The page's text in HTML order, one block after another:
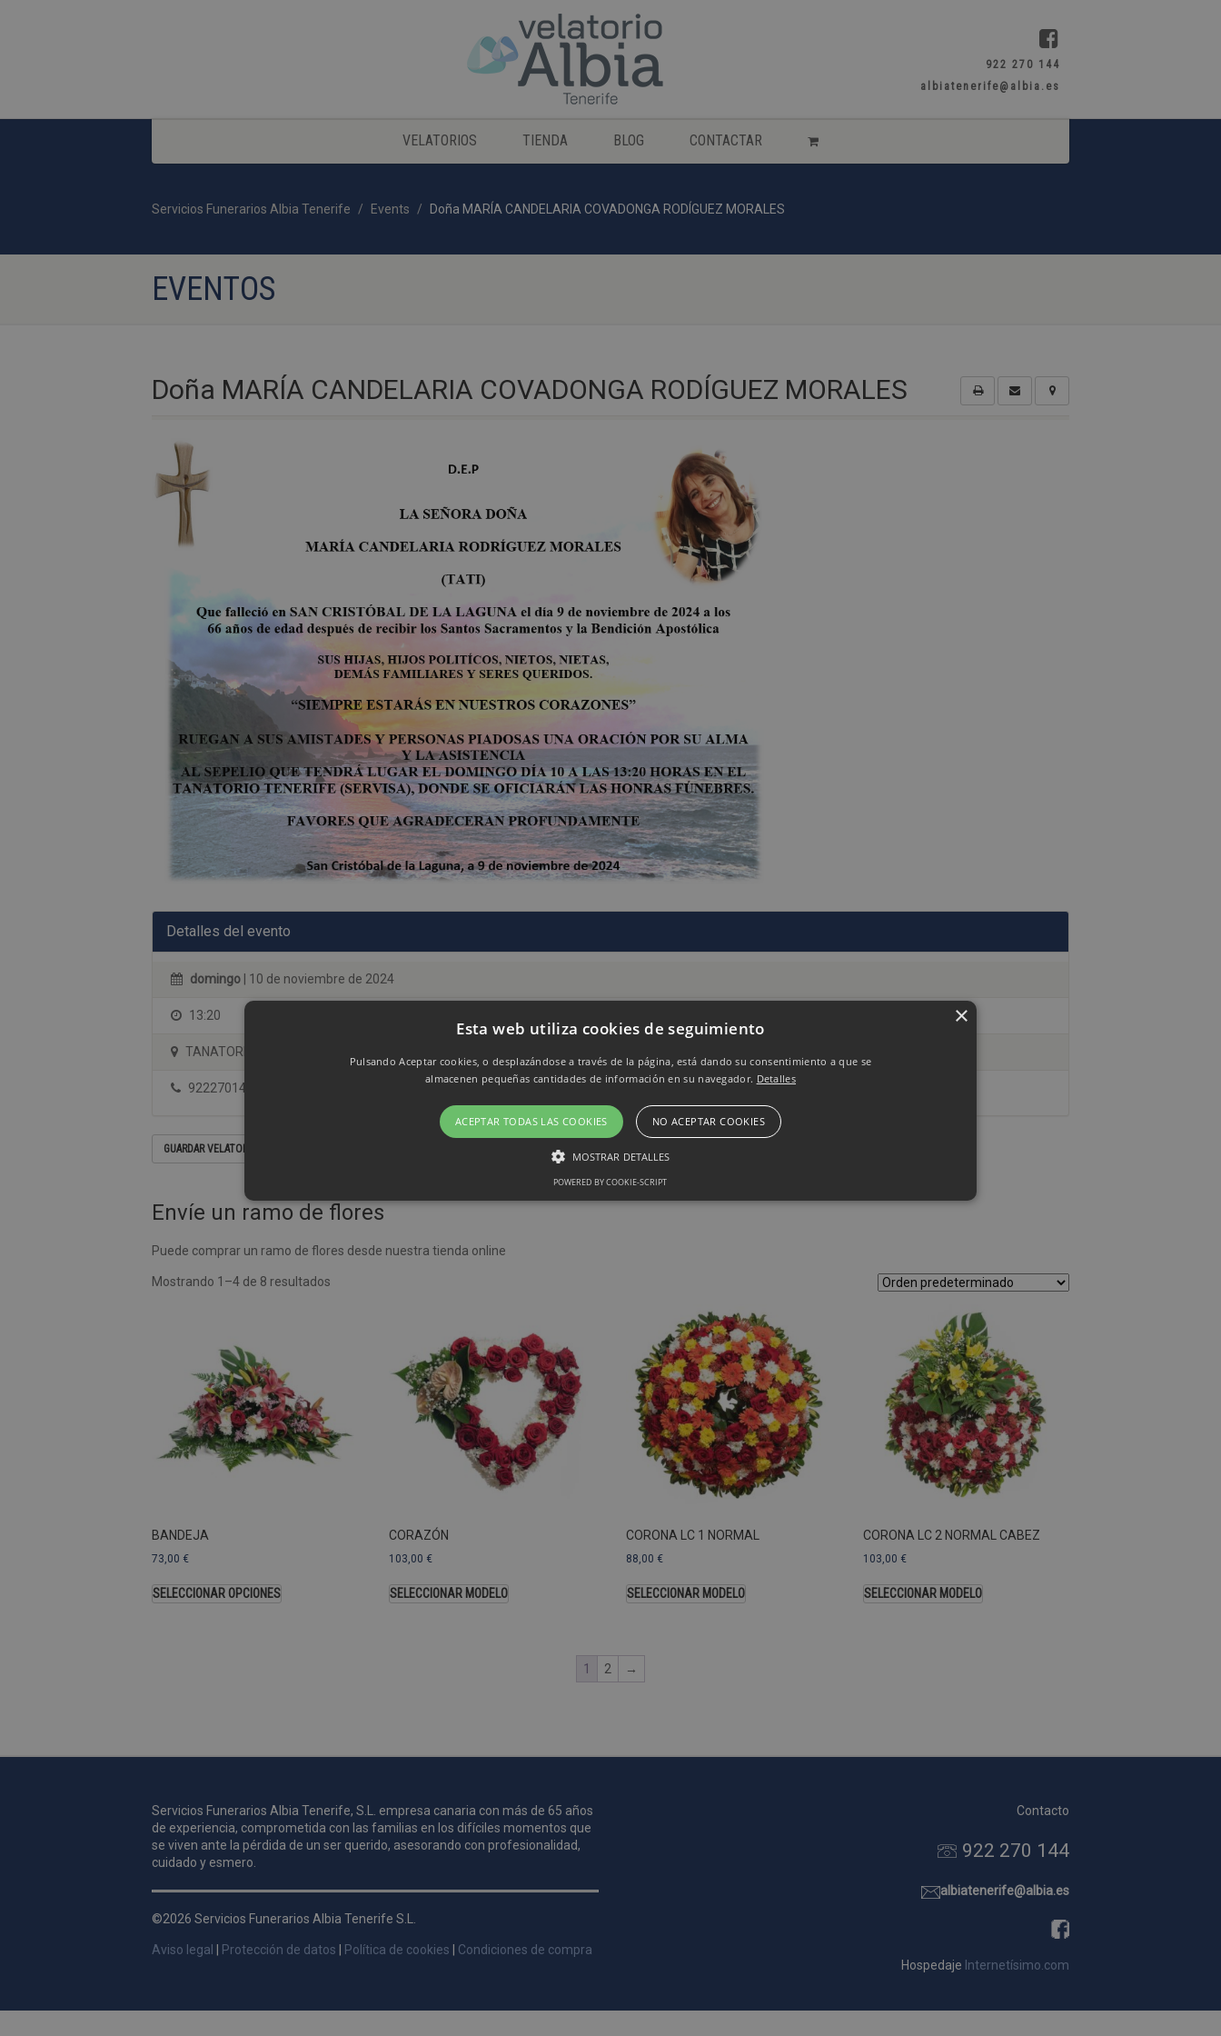
922 270 144
albiatenerife@albia.es
VELATORIOS TIENDA BLOG CONTACTAR
Servicios Funerarios Albia Tenerife Events Doña MARÍA CANDELARIA COVADONGA RODÍGUEZ MORALES
EVENTOS
Doña MARÍA CANDELARIA COVADONGA RODÍGUEZ MORALES
Detalles del evento
domingo | 10 de noviembre de 2024
13:20
TANATORIO DE TENERIFE. SALA Nº 2
922270144
GUARDAR VELATORIO EN SU CALENDARIO
Envíe un ramo de flores
Puede comprar un ramo de flores desde nuestra tienda online
Mostrando 1–4 de 8 resultados
BANDEJA
73,00 €
SELECCIONAR OPCIONES
CORAZÓN
103,00 €
SELECCIONAR MODELO
CORONA LC 1 NORMAL
88,00 €
SELECCIONAR MODELO
CORONA LC 2 NORMAL CABEZ
103,00 €
SELECCIONAR MODELO
1 2 →
Servicios Funerarios Albia Tenerife, S.L. empresa canaria con más de 65 años
de experiencia, comprometida con las familias en los difíciles momentos que
se viven ante la pérdida de un ser querido, asesorando con profesionalidad,
cuidado y esmero.
©2026 Servicios Funerarios Albia Tenerife S.L.
Aviso legal | Protección de datos | Política de cookies | Condiciones de compra
Contacto
922 270 144
albiatenerife@albia.es
Hospedaje Internetísimo.com
Esta web utiliza cookies de seguimiento
Pulsando Aceptar cookies, o desplazándose a través de la página, está dando su consentimiento a que se
almacenen pequeñas cantidades de información en su navegador. Detalles
ACEPTAR TODAS LAS COOKIES NO ACEPTAR COOKIES
MOSTRAR DETALLES
Las cookies de rendimiento se utilizan para ver cómo los visitantes usan el sitio web, por ejemplo. cookies analíticas Esas cookies no se pueden
usar para identificar directamente a cierto visitante.
Este nombre de cookie está asociado con Google Universal Analytics, que es
una actualización significativa del servicio de análisis de Google más utilizado.
Esta cookie se utiliza para distinguir usuarios únicos asignando un número
generado aleatoriamente como identificador de cliente. Se incluye en cada
solicitud de página de un sitio y se utiliza para calcular los datos de visitantes,
sesiones y campañas para los informes de análisis de sitios. De forma
predeterminada, caduca después de 2 años, aunque los propietarios de sitios
web pueden personalizarlo.
Dominio Vencimiento
POWERED BY COOKIE-SCRIPT
×